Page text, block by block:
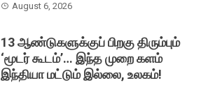
August 6, 2026
13 ஆண்டுகளுக்குப் பிறகு திரும்பும்
‘மூடர் கூடம்’… இந்த முறை களம்
இந்தியா மட்டும் இல்லை, உலகம்!